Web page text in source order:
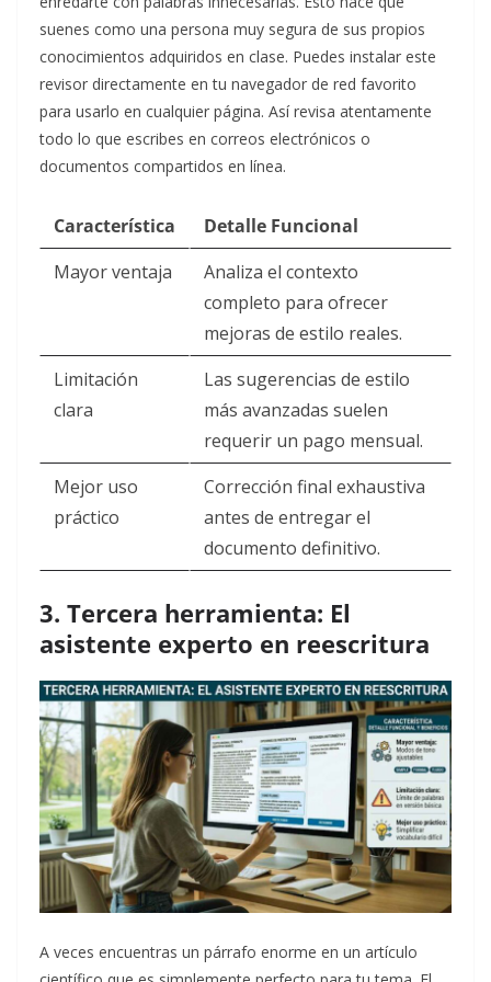
suenes como una persona muy segura de sus propios
conocimientos adquiridos en clase. Puedes instalar este
revisor directamente en tu navegador de red favorito
para usarlo en cualquier página. Así revisa atentamente
todo lo que escribes en correos electrónicos o
documentos compartidos en línea.
Característica
Detalle Funcional
Mayor ventaja
Analiza el contexto
completo para ofrecer
mejoras de estilo reales.
Limitación
clara
Las sugerencias de estilo
más avanzadas suelen
requerir un pago mensual.
Mejor uso
práctico
Corrección final exhaustiva
antes de entregar el
documento definitivo.
3. Tercera herramienta: El
asistente experto en reescritura
A veces encuentras un párrafo enorme en un artículo